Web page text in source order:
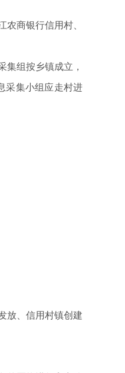
商银行信用村、
组按乡镇成立，
采集小组应走村进
放、信用村镇创建